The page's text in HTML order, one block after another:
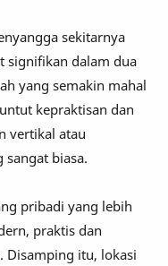
sekitarnya
signifikan dalam dua
yang semakin mahal
kepraktisan dan
vertikal atau
biasa.
pribadi yang lebih
praktis dan
Disamping itu, lokasi